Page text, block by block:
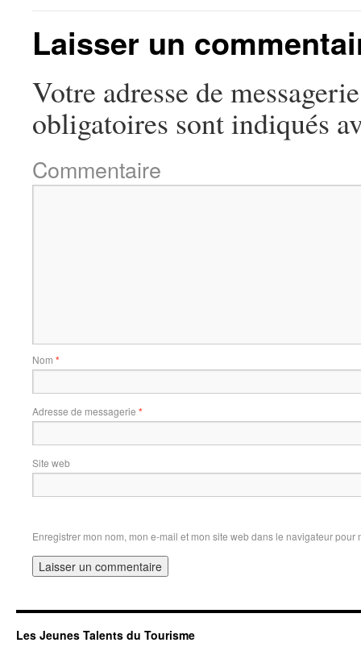
Laisser un
Votre adresse de
obligatoires sont indiqués
Commentaire
Nom *
Adresse de messagerie *
Site web
Enregistrer mon nom, mon e-mail et mon site web dans le navigateur pour
Les Jeunes Talents du Tourisme